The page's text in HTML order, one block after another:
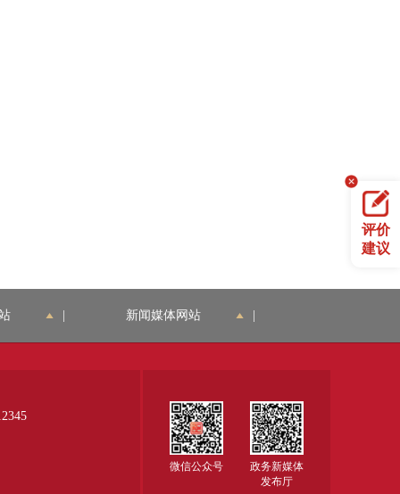
评价
建议
新闻媒体网站
微信公众号
政务新媒体
发布厅